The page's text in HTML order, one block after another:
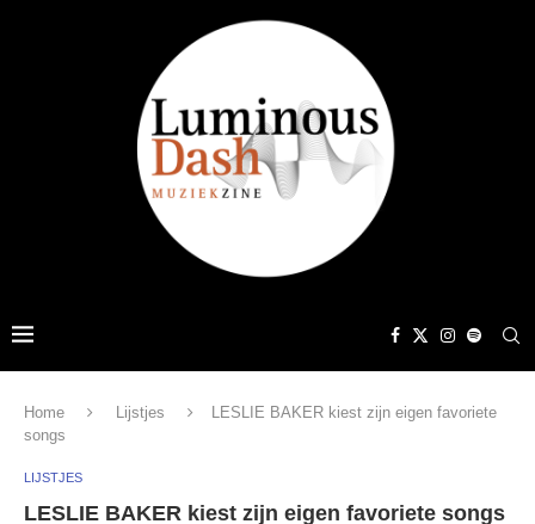
Home Lijstjes
LESLIE BAKER kiest zijn eigen favoriete
songs
LIJSTJES
LESLIE BAKER kiest zijn eigen favoriete songs